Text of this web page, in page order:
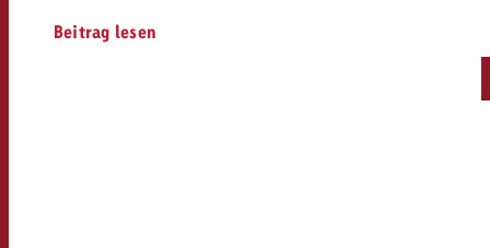
Beitrag lesen